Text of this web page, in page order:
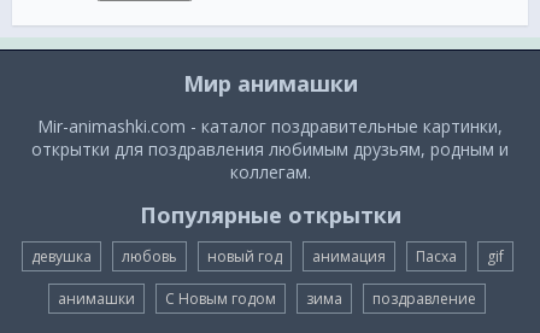
Мир анимашки
Mir-animashki.com - каталог поздравительные картинки,
открытки для поздравления любимым друзьям, родным и
коллегам.
Популярные открытки
девушка любовь новый год анимация Пасха gif
анимашки С Новым годом зима поздравление